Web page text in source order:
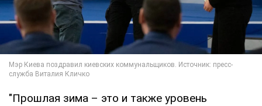
"Прошлая зима – это и также уровень